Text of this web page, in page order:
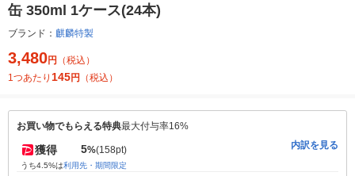
缶 350ml 1ケース(24本)
ブランド： 麒麟特製
3,480円
（税込）
1つあたり 145円 （税込）
お買い物でもらえる特典最大付与率16%
獲得 5%(158pt)
うち4.5%は利用先・期間限定
内訳を見る